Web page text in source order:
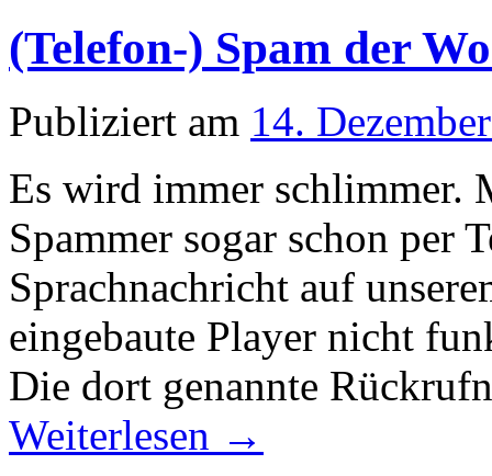
(Telefon-) Spam der
Publiziert am 14.
Es wird immer schlimmer.
Spammer sogar schon per
Sprachnachricht auf
eingebaute Player nicht
Die dort genannte
Weiterlesen →